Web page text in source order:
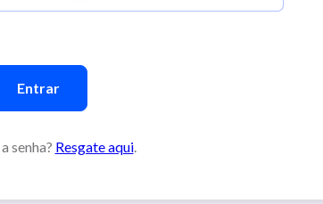
senha? Resgate aqui.